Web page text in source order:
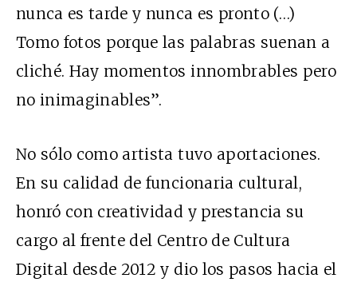
nunca es tarde y nunca es pronto (…)
Tomo fotos porque las palabras suenan a
cliché. Hay momentos innombrables pero
no inimaginables”.
No sólo como artista tuvo aportaciones.
En su calidad de funcionaria cultural,
honró con creatividad y prestancia su
cargo al frente del Centro de Cultura
Digital desde 2012 y dio los pasos hacia el